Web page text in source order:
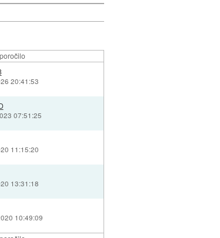
20:41:53
07:51:25
11:15:20
13:31:18
10:49:09